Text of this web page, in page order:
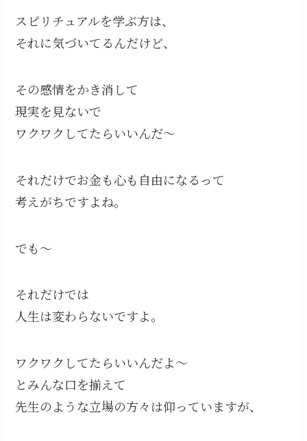
スピリチュアルを学ぶ方は、
それに気づいてるんだけど、
その感情をかき消して
現実を見ないで
ワクワクしてたらいいんだ〜
それだけでお金も心も自由になるって
考えがちですよね。
でも〜
それだけでは
人生は変わらないですよ。
ワクワクしてたらいいんだよ〜
とみんな口を揃えて
先生のような立場の方々は仰っていますが、